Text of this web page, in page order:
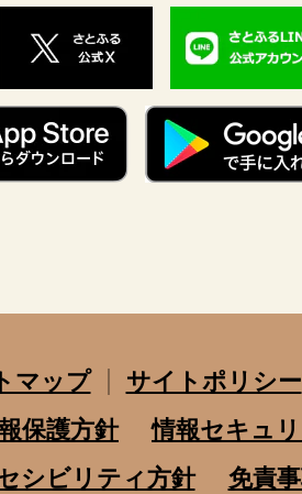
マップ
サイトポリシー
保護方針
情報セキュ
シビリティ方針
免責